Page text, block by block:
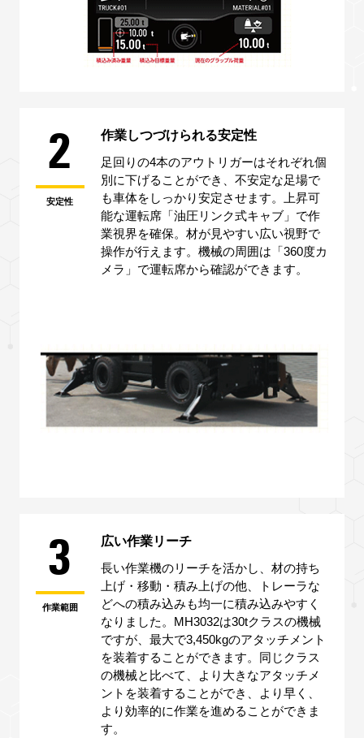
2
安定性
作業しつづけられる安定性
足回りの4本のアウトリガーはそれぞれ個
別に下げることができ、不安定な足場で
も車体をしっかり安定させます。上昇可
能な運転席「油圧リンク式キャブ」で作
業視界を確保。材が見やすい広い視野で
操作が行えます。機械の周囲は「360度カ
メラ」で運転席から確認ができます。
3
作業範囲
広い作業リーチ
長い作業機のリーチを活かし、材の持ち
上げ・移動・積み上げの他、トレーラな
どへの積み込みも均一に積み込みやすく
なりました。MH3032は30tクラスの機械
ですが、最大で3,450kgのアタッチメント
を装着することができます。同じクラス
の機械と比べて、より大きなアタッチメ
ントを装着することができ、より早く、
より効率的に作業を進めることができま
す。